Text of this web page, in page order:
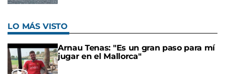
LO MÁS VISTO
Arnau Tenas: "Es un gran paso para mí
jugar en el Mallorca"